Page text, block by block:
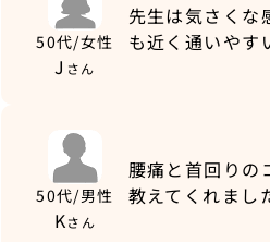
50代/女性
J さん
先生は気さくな
も近く通いやす
50代/男性
Kさん
腰痛と首回りの
教えてくれまし